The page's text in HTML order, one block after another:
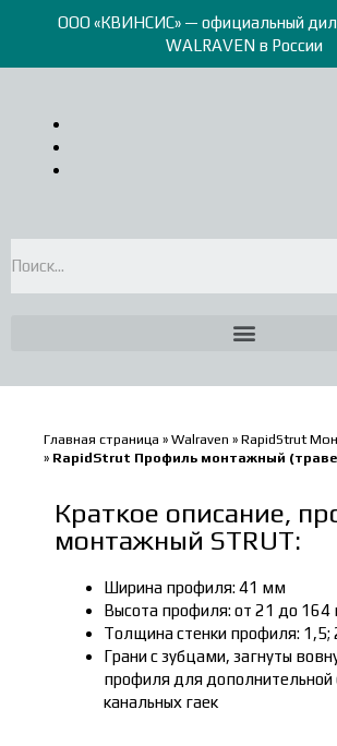
ООО «КВИНСИС» — официальный
WALRAVEN в России
Главная страница » Walraven » RapidStrut
» RapidStrut Профиль монтажный
Краткое описание,
монтажный STRUT:
Ширина профиля: 41 мм
Высота профиля: от 21 до
Толщина стенки профиля:
Грани с зубцами, загнуты
профиля для дополнительной
канальных гаек